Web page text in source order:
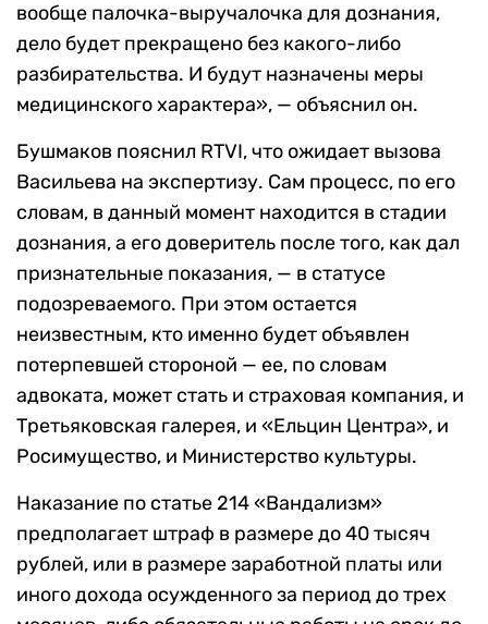
вообще палочка-выручалочка для дознания,
дело будет прекращено без какого-либо
разбирательства. И будут назначены меры
медицинского характера», — объяснил он.
Бушмаков пояснил RTVI, что ожидает вызова
Васильева на экспертизу. Сам процесс, по его
словам, в данный момент находится в стадии
дознания, а его доверитель после того, как дал
признательные показания, — в статусе
подозреваемого. При этом остается
неизвестным, кто именно будет объявлен
потерпевшей стороной — ее, по словам
адвоката, может стать и страховая компания, и
Третьяковская галерея, и «Ельцин Центра», и
Росимущество, и Министерство культуры.
Наказание по статье 214 «Вандализм»
предполагает штраф в размере до 40 тысяч
рублей, или в размере заработной платы или
иного дохода осужденного за период до трех